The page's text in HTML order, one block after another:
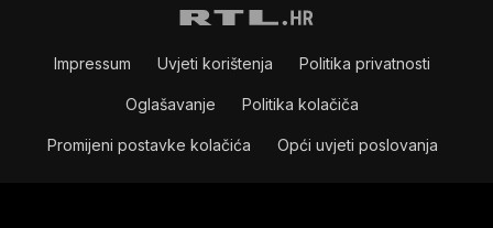
Impressum Uvjeti korištenja Politika privatnosti
Oglašavanje Politika kolačiča
Promijeni postavke kolačića Opći uvjeti poslovanja